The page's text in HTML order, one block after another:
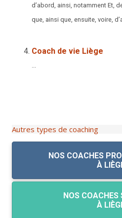
d’abord, ainsi, notamment Et,
que, ainsi que, ensuite, voire,
Coach de vie Liège
...
Autres types de coaching
NOS COACHES
À
NOS COACHES
À